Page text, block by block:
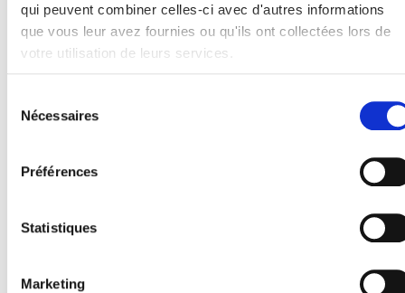
qui peuvent combiner celles-ci avec d'autres informations
que vous leur avez fournies ou qu'ils ont collectées lors de
votre utilisation de leurs services.
Nécessaires
Préférences
Statistiques
Marketing